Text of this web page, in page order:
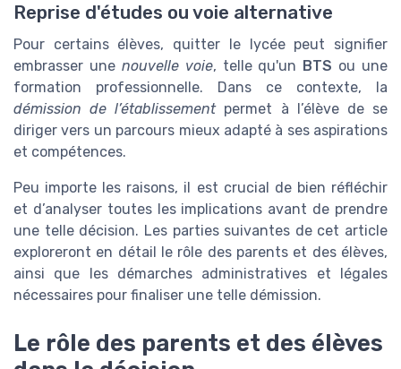
Reprise d'études ou voie alternative
Pour certains élèves, quitter le lycée peut signifier
embrasser une nouvelle voie, telle qu'un BTS ou une
formation professionnelle. Dans ce contexte, la
démission de l’établissementpermet à l’élève de se
diriger vers un parcours mieux adapté à ses aspirations
et compétences.
Peu importe les raisons, il est crucial de bien réfléchir
et d’analyser toutes les implications avant de prendre
une telle décision. Les parties suivantes de cet article
exploreront en détail le rôle des parents et des élèves,
ainsi que les démarches administratives et légales
nécessaires pour finaliser une telle démission.
Le rôle des parents et des élèves